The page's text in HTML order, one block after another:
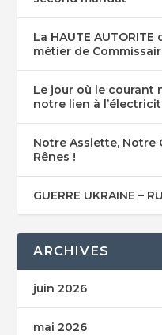
La HAUTE
métier de
Le jour où le courant
notre lien à
Notre Assiette, Notre
Rênes !
GUERRE UKRAINE –
ARCHIVES
juin 2026
mai 2026